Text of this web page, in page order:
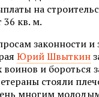
на
36 кв. м.
законности
Юрий Швыткин
и бороться
стояли
многим